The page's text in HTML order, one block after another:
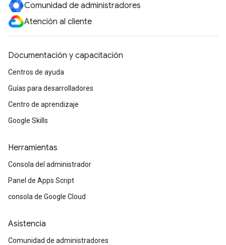
Comunidad de administradores
Atención al cliente
Documentación y capacitación
Centros de ayuda
Guías para desarrolladores
Centro de aprendizaje
Google Skills
Herramientas
Consola del administrador
Panel de Apps Script
consola de Google Cloud
Asistencia
Comunidad de administradores